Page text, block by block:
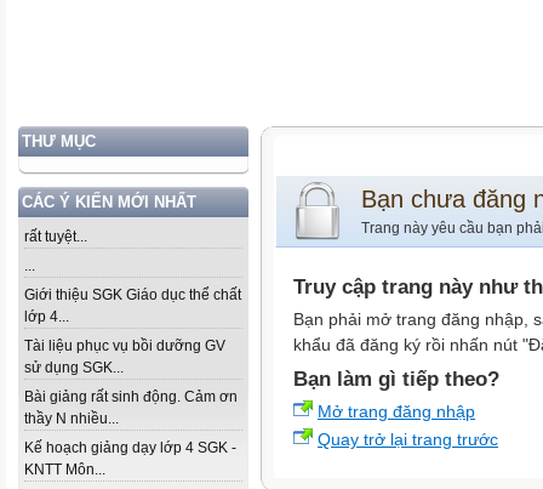
THƯ MỤC
CÁC Ý KIẾN MỚI NHẤT
rất tuyệt...
...
Giới thiệu SGK Giáo dục thể chất
lớp 4...
Tài liệu phục vụ bồi dưỡng GV
sử dụng SGK...
Bài giảng rất sinh động. Cảm ơn
thầy N nhiều...
Kế hoạch giảng dạy lớp 4 SGK -
KNTT Môn...
Bạn chưa đăng
Trang này yêu cầu bạn
Truy cập trang này như
Bạn phải mở trang đăng nhập,
khẩu đã đăng ký rồi nhấn nút
Bạn làm gì tiếp theo?
Mở trang đăng nhập
Quay trở lại trang trước